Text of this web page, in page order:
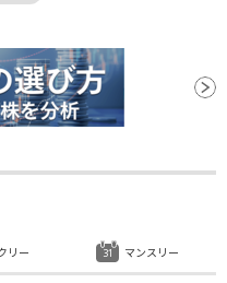
リー マンスリー